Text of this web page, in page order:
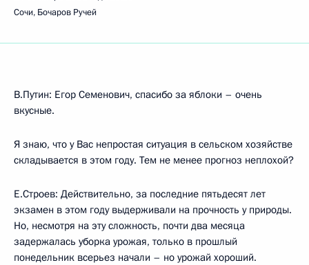
Сочи, Бочаров Ручей
В.Путин: Егор Семенович, спасибо за яблоки – очень
вкусные.
Я знаю, что у Вас непростая ситуация в сельском хозяйстве
складывается в этом году. Тем не менее прогноз неплохой?
Е.Строев: Действительно, за последние пятьдесят лет
экзамен в этом году выдерживали на прочность у природы.
Но, несмотря на эту сложность, почти два месяца
задержалась уборка урожая, только в прошлый
понедельник всерьез начали – но урожай хороший.